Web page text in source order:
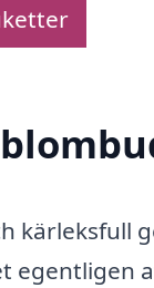
kärleksfull
egentligen